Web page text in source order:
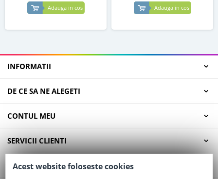
Adauga in cos Adauga in cos
INFORMATII
DE CE SA NE ALEGETI
CONTUL MEU
SERVICII CLIENTI
CONTACT
Acest website foloseste cookies